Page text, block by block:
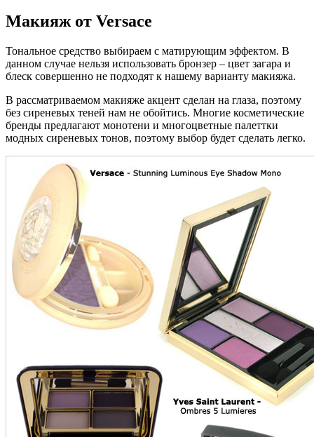
Макияж от Versace
Тональное средство выбираем с матирующим эффектом. В
данном случае нельзя использовать бронзер – цвет загара и
блеск совершенно не подходят к нашему варианту макияжа.
В рассматриваемом макияже акцент сделан на глаза, поэтому
без сиреневых теней нам не обойтись. Многие косметические
бренды предлагают монотени и многоцветные палеттки
модных сиреневых тонов, поэтому выбор будет сделать легко.